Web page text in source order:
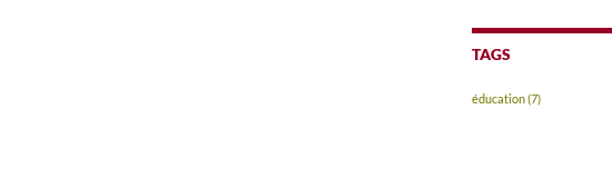
TAGS
éducation(7)